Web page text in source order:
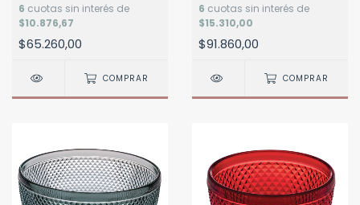
6 cuotas sin interés de
$10.876,67
$65.260,00
COMPRAR
6 cuotas sin interés de
$15.310,00
$91.860,00
COMPRAR